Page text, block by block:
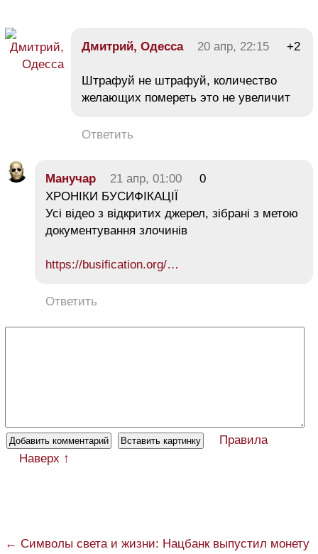
Дмитрий, Одесса 20 апр, 22:15 +2
Штрафуй не штрафуй, количество
желающих помереть это не увеличит
Ответить
Манучар 21 апр, 01:00
0
ХРОНІКИ БУСИФІКАЦІЇ
Усі відео з відкритих джерел, зібрані з метою
документування злочинів
https://busification.org/…
Ответить
Правила
Наверх ↑
← Символы света и жизни: Нацбанк выпустил монету